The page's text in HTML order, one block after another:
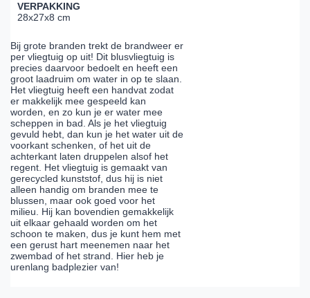
VERPAKKING
28x27x8 cm
Bij grote branden trekt de brandweer er
per vliegtuig op uit! Dit blusvliegtuig is
precies daarvoor bedoelt en heeft een
groot laadruim om water in op te slaan.
Het vliegtuig heeft een handvat zodat
er makkelijk mee gespeeld kan
worden, en zo kun je er water mee
scheppen in bad. Als je het vliegtuig
gevuld hebt, dan kun je het water uit de
voorkant schenken, of het uit de
achterkant laten druppelen alsof het
regent. Het vliegtuig is gemaakt van
gerecycled kunststof, dus hij is niet
alleen handig om branden mee te
blussen, maar ook goed voor het
milieu. Hij kan bovendien gemakkelijk
uit elkaar gehaald worden om het
schoon te maken, dus je kunt hem met
een gerust hart meenemen naar het
zwembad of het strand. Hier heb je
urenlang badplezier van!